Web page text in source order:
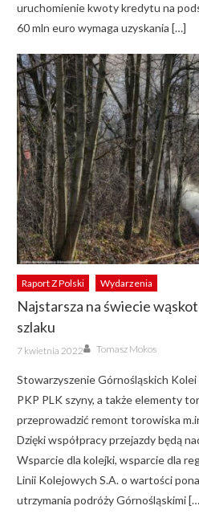
uruchomienie kwoty kredytu na
60 mln euro wymaga uzyskania […]
Raport Z Polski Wydarzenia
Najstarsza na świecie
szlaku
Posted
on
7 kwietnia 2022 Author
Tomasz Mokos
Stowarzyszenie Górnośląskich
PKP PLK szyny, a także elementy
przeprowadzić remont torowiska
Dzięki współpracy przejazdy będą
Wsparcie dla kolejki, wsparcie dla
Linii Kolejowych S.A. o wartości
utrzymania podróży Górnośląskimi